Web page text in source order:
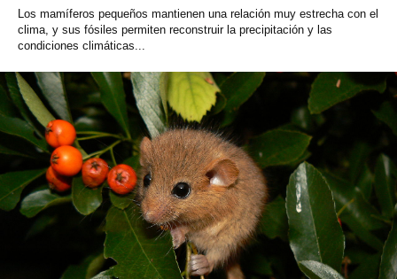
Los mamíferos pequeños mantienen una relación muy estrecha con el
clima, y sus fósiles permiten reconstruir la precipitación y las
condiciones climáticas...